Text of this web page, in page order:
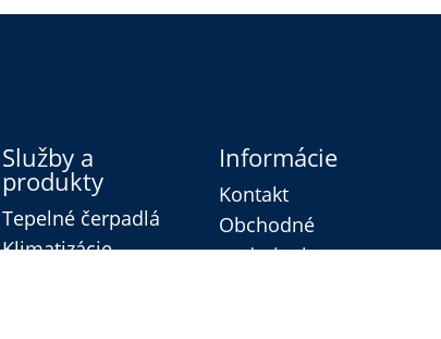
Služby a
produkty
Tepelné čerpadlá
Klimatizácie
Informácie
Kontakt
Obchodné
podmienky